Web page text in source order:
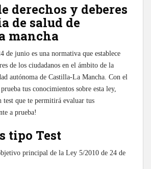
derechos y deberes
de salud de
mancha
de junio es una normativa que establece
de los ciudadanos en el ámbito de la
autónoma de Castilla-La Mancha. Con el
tus conocimientos sobre esta ley,
test que te permitirá evaluar tus
a prueba!
tipo Test
principal de la Ley 5/2010 de 24 de